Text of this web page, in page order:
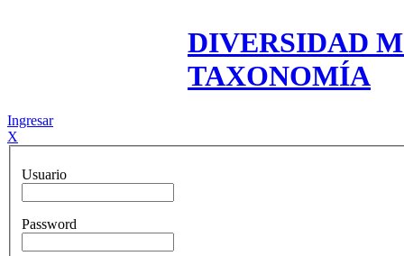
DIVERSIDAD
TAXONOMÍA
Ingresar
X
Usuario
Password